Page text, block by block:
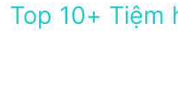
Top 10+ Tiệm